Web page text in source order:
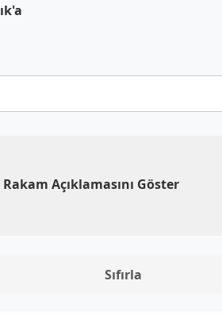
Rakam Açıklamasını Göster
Sıfırla